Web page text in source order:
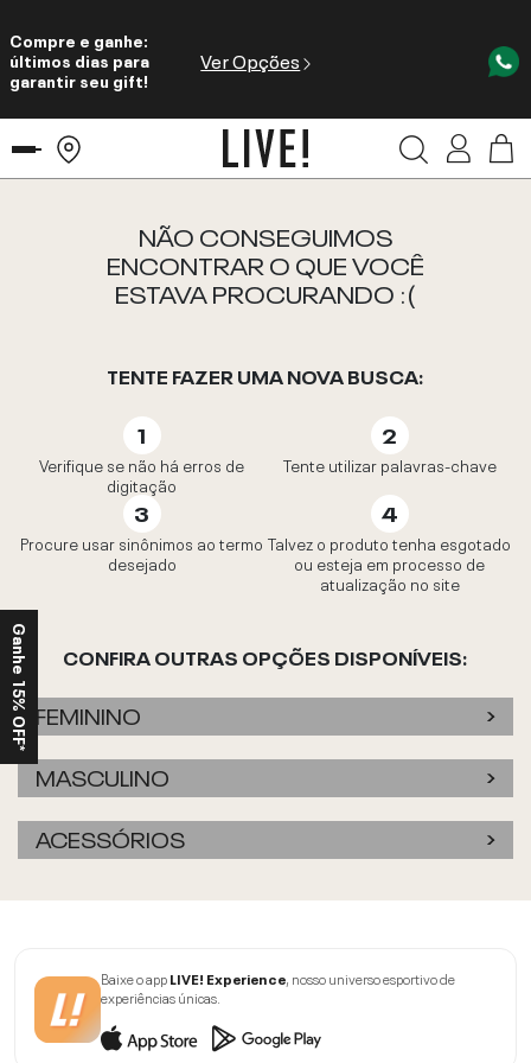
Compre e ganhe:
últimos dias para
garantir seu gift!
Ver Opções
NÃO CONSEGUIMOS
ENCONTRAR O QUE VOCÊ
ESTAVA PROCURANDO :(
TENTE FAZER UMA NOVA BUSCA:
Verifique se não há erros de
digitação
Tente utilizar palavras-chave
Procure usar sinônimos ao termo
desejado
Talvez o produto tenha esgotado
ou esteja em processo de
atualização no site
CONFIRA OUTRAS OPÇÕES DISPONÍVEIS:
FEMININO
MASCULINO
ACESSÓRIOS
Baixe o appLIVE! Experience, nosso universo esportivo de
experiências únicas.
Ganhe 15% OFF*